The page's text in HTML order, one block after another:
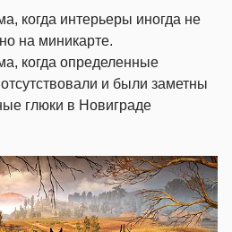
когда интерьеры иногда не
на миникарте.
когда определенные
и были заметны
глюки в Новиграде